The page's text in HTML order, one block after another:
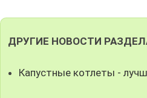
ДРУГИЕ НОВОСТИ
Капустные котлеты -